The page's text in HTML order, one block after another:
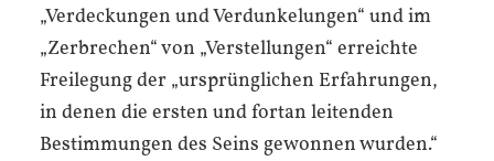
„Verdeckungen und Verdunkelungen“ und im
„Zerbrechen“ von „Verstellungen“ erreichte
Freilegung der „ursprünglichen Erfahrungen,
in denen die ersten und fortan leitenden
Bestimmungen des Seins gewonnen wurden.“